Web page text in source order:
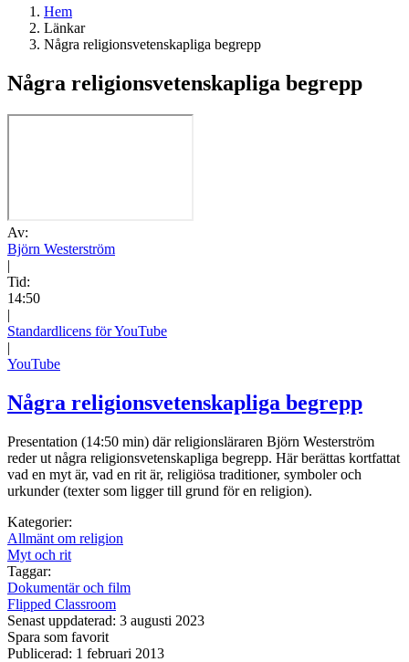
Hem
Länkar
Några religionsvetenskapliga begrepp
Några religionsvetenskapliga begrepp
Av:
Björn Westerström
|
Tid:
14:50
|
Standardlicens för YouTube
|
YouTube
Några religionsvetenskapliga begrepp
Presentation (14:50 min) där religionsläraren Björn Westerström
reder ut några religionsvetenskapliga begrepp. Här berättas kortfattat
vad en myt är, vad en rit är, religiösa traditioner, symboler och
urkunder (texter som ligger till grund för en religion).
Kategorier:
Allmänt om religion
Myt och rit
Taggar:
Dokumentär och film
Flipped Classroom
Senast uppdaterad: 3 augusti 2023
Spara som favorit
Publicerad: 1 februari 2013